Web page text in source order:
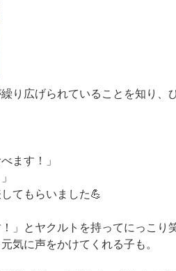
り広げられていることを知り、
ます！」
てもらいました💪
」とヤクルトを持ってにっこり
気に声をかけてくれる子も。